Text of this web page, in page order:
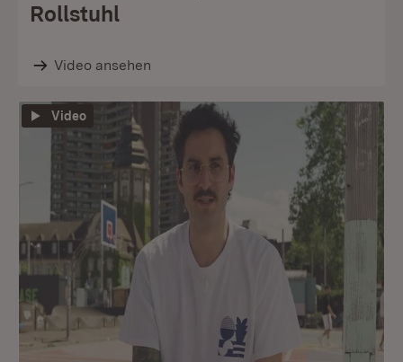
Rollstuhl
Video ansehen
Video